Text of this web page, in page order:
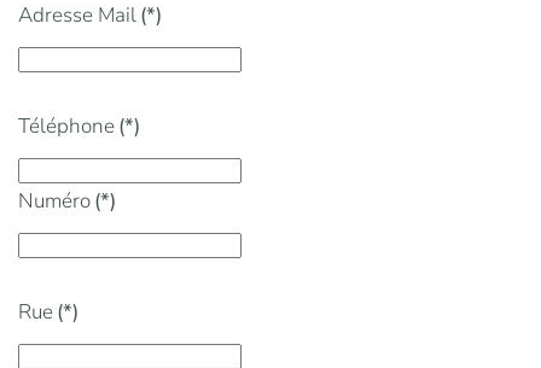
Adresse Mail(*)
Téléphone(*)
Numéro(*)
Rue(*)